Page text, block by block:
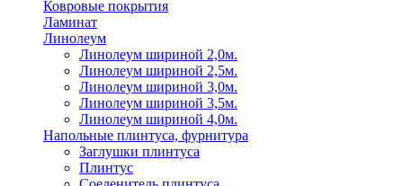
Ковровые покрытия
Ламинат
Линолеум
Линолеум шириной 2,0м.
Линолеум шириной 2,5м.
Линолеум шириной 3,0м.
Линолеум шириной 3,5м.
Линолеум шириной 4,0м.
Напольные плинтуса, фурнитура
Заглушки плинтуса
Плинтус